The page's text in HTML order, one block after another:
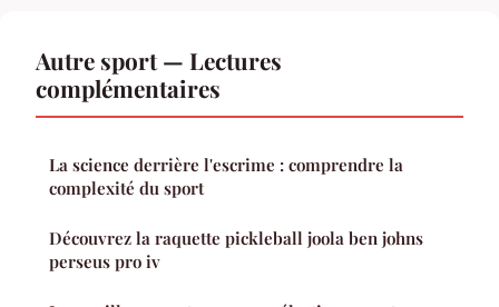
Autre sport — Lectures
complémentaires
La science derrière l'escrime : comprendre la
complexité du sport
Découvrez la raquette pickleball joola ben johns
perseus pro iv